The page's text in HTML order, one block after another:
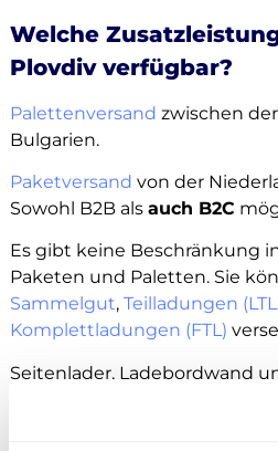
Welche
Plovdiv verfügbar?
Palettenversand zwischen
Bulgarien.
Paketversand von der
Sowohl B2B als auch B2C
Es gibt keine Beschränkung
Paketen und Paletten. Sie
Sammelgut, Teilladungen
Komplettladungen (FTL)
Seitenlader, Ladebordwand
grundsätzlich als